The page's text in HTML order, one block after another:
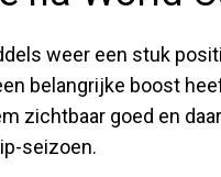
weer een stuk
belangrijke boost
zichtbaar goed en
seizoen.